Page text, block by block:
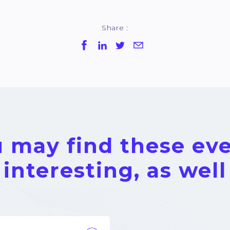
Share :
may find these
interesting, as well